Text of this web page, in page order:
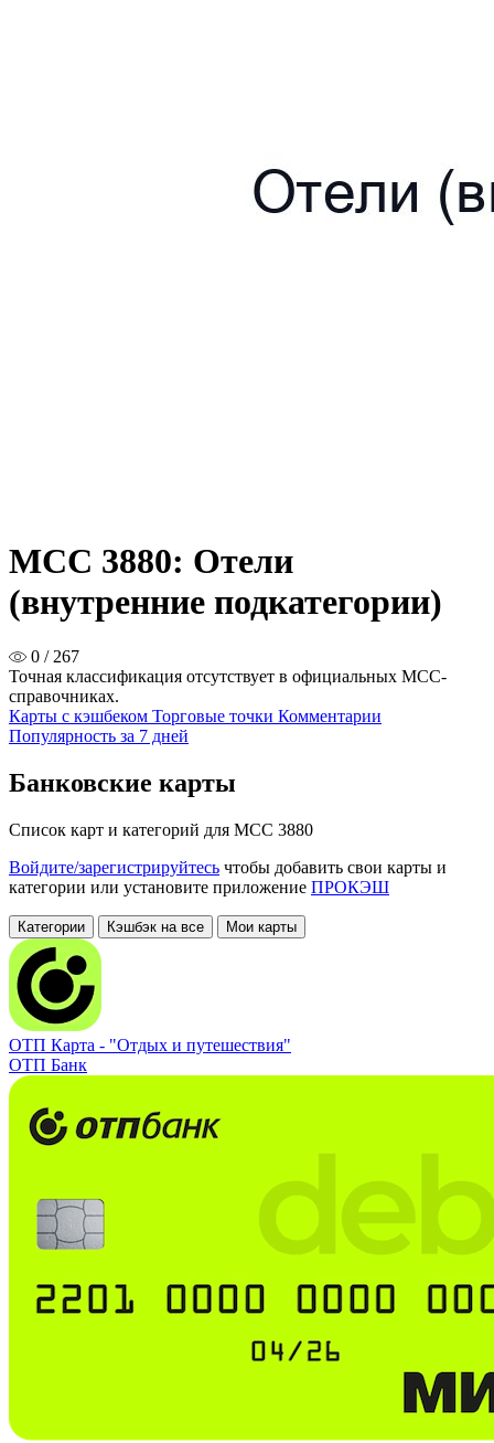
MCC 3880: Отели
(внутренние подкатегории)
0 / 267
Точная классификация отсутствует в официальных MCC-
справочниках.
Карты с кэшбеком Торговые точки Комментарии
Популярность за 7 дней
Банковские карты
Список карт и категорий для MCC 3880
Войдите/зарегистрируйтесь чтобы добавить свои карты и
категории или установите приложение ПРОКЭШ
Категории Кэшбэк на все Мои карты
ОТП Карта - "Отдых и путешествия"
ОТП Банк